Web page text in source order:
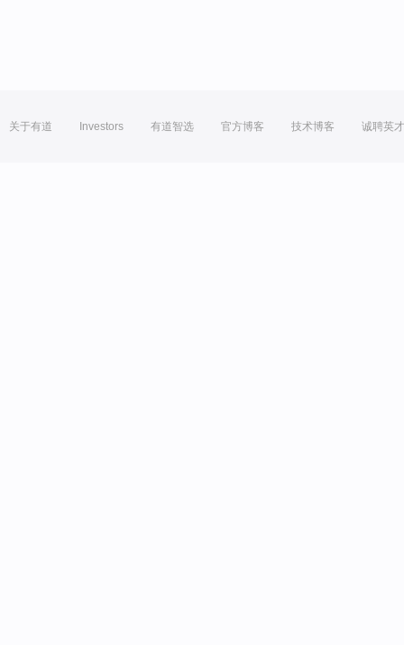
关于有道 Investors 有道智选 官方博客 技术博客 诚聘英才